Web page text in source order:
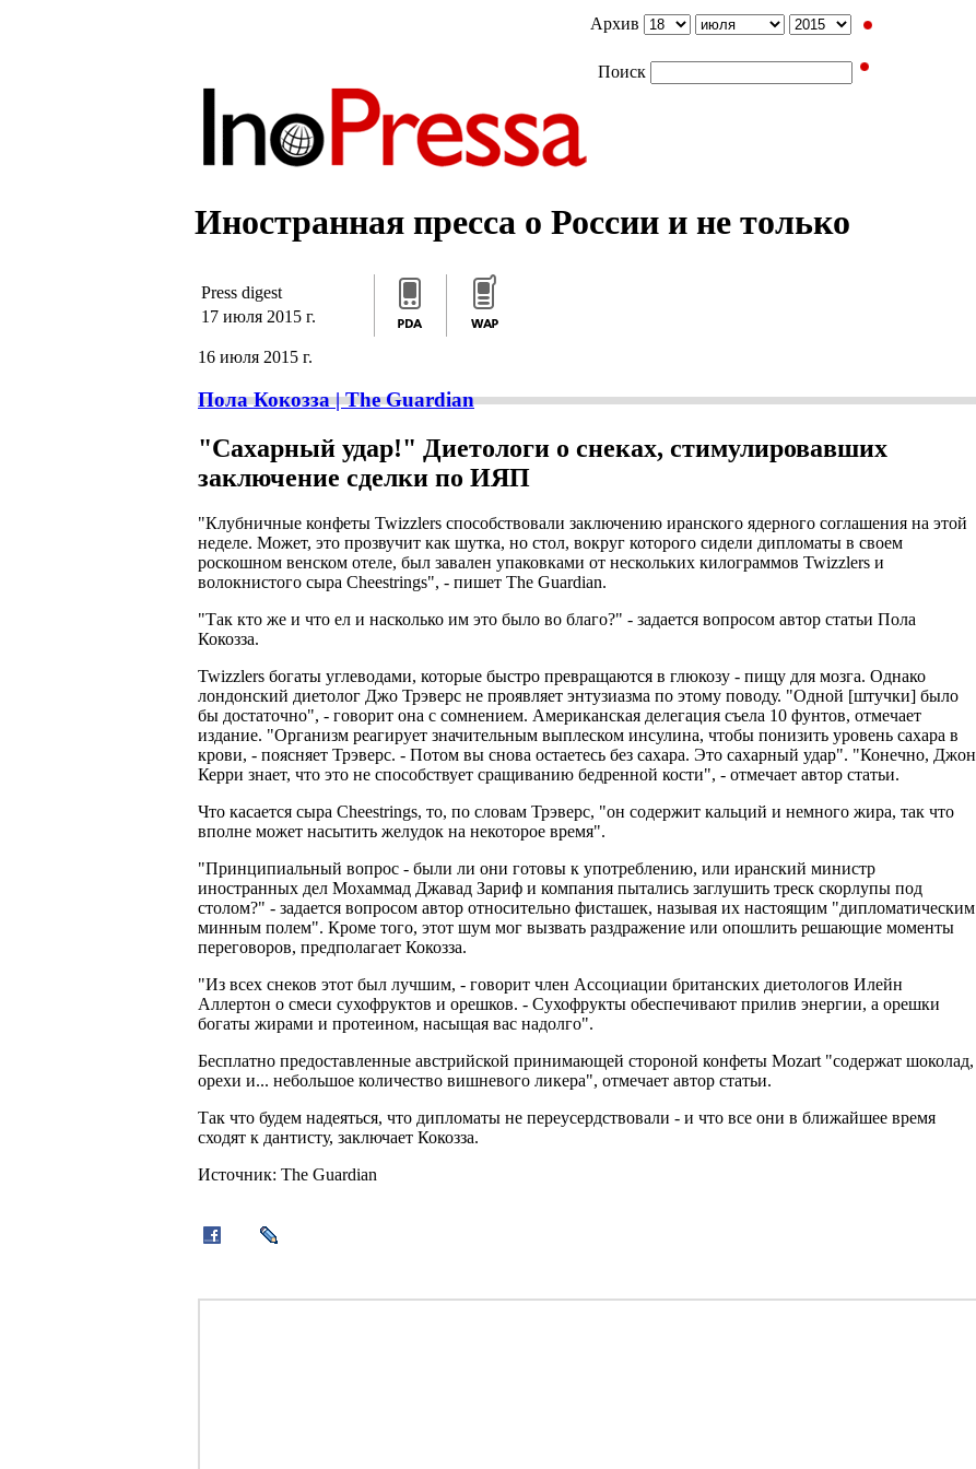
Архив
Поиск
Иностранная пресса о России и не только
Press digest
17 июля 2015 г.
16 июля 2015 г.
Пола Кокозза | The Guardian
"Сахарный удар!" Диетологи о снеках, стимулировавших
заключение сделки по ИЯП
"Клубничные конфеты Twizzlers способствовали заключению иранского ядерного соглашения на этой
неделе. Может, это прозвучит как шутка, но стол, вокруг которого сидели дипломаты в своем
роскошном венском отеле, был завален упаковками от нескольких килограммов Twizzlers и
волокнистого сыра Cheestrings", - пишет The Guardian.
"Так кто же и что ел и насколько им это было во благо?" - задается вопросом автор статьи Пола
Кокозза.
Twizzlers богаты углеводами, которые быстро превращаются в глюкозу - пищу для мозга. Однако
лондонский диетолог Джо Трэверс не проявляет энтузиазма по этому поводу. "Одной [штучки] было
бы достаточно", - говорит она с сомнением. Американская делегация съела 10 фунтов, отмечает
издание. "Организм реагирует значительным выплеском инсулина, чтобы понизить уровень сахара в
крови, - поясняет Трэверс. - Потом вы снова остаетесь без сахара. Это сахарный удар". "Конечно, Джон
Керри знает, что это не способствует сращиванию бедренной кости", - отмечает автор статьи.
Что касается сыра Cheestrings, то, по словам Трэверс, "он содержит кальций и немного жира, так что
вполне может насытить желудок на некоторое время".
"Принципиальный вопрос - были ли они готовы к употреблению, или иранский министр
иностранных дел Мохаммад Джавад Зариф и компания пытались заглушить треск скорлупы под
столом?" - задается вопросом автор относительно фисташек, называя их настоящим "дипломатическим
минным полем". Кроме того, этот шум мог вызвать раздражение или опошлить решающие моменты
переговоров, предполагает Кокозза.
"Из всех снеков этот был лучшим, - говорит член Ассоциации британских диетологов Илейн
Аллертон о смеси сухофруктов и орешков. - Сухофрукты обеспечивают прилив энергии, а орешки
богаты жирами и протеином, насыщая вас надолго".
Бесплатно предоставленные австрийской принимающей стороной конфеты Mozart "содержат шоколад,
орехи и... небольшое количество вишневого ликера", отмечает автор статьи.
Так что будем надеяться, что дипломаты не переусердствовали - и что все они в ближайшее время
сходят к дантисту, заключает Кокозза.
Источник: The Guardian